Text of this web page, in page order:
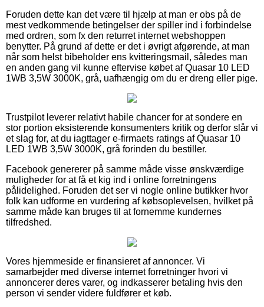
Foruden dette kan det være til hjælp at man er obs på de
mest vedkommende betingelser der spiller ind i forbindelse
med ordren, som fx den returret internet webshoppen
benytter. På grund af dette er det i øvrigt afgørende, at man
når som helst bibeholder ens kvitteringsmail, således man
en anden gang vil kunne eftervise købet af Quasar 10 LED
1WB 3,5W 3000K, grå, uafhængig om du er dreng eller pige.
Trustpilot leverer relativt habile chancer for at sondere en
stor portion eksisterende konsumenters kritik og derfor slår vi
et slag for, at du iagttager e-firmaets ratings af Quasar 10
LED 1WB 3,5W 3000K, grå forinden du bestiller.
Facebook genererer på samme måde visse ønskværdige
muligheder for at få et kig ind i online forretningens
pålidelighed. Foruden det ser vi nogle online butikker hvor
folk kan udforme en vurdering af købsoplevelsen, hvilket på
samme måde kan bruges til at fornemme kundernes
tilfredshed.
Vores hjemmeside er finansieret af annoncer. Vi
samarbejder med diverse internet forretninger hvori vi
annoncerer deres varer, og indkasserer betaling hvis den
person vi sender videre fuldfører et køb.